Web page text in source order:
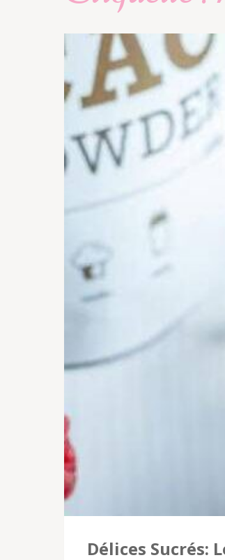
Délices Sucrés: